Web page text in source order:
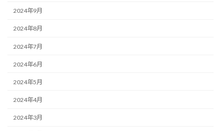
2024年9月
2024年8月
2024年7月
2024年6月
2024年5月
2024年4月
2024年3月